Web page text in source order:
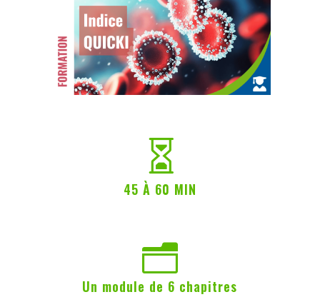

45 À 60 MIN
n
Un module de 6 chapitres